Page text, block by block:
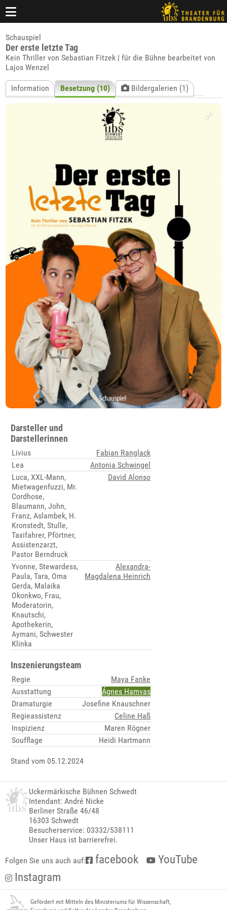
Schauspiel
Der erste letzte Tag
Kein Thriller von Sebastian Fitzek | für die Bühne bearbeitet von
Lajos Wenzel
Information Besetzung (10) Bildergalerien (1)
Darsteller und
Darstellerinnen
Livius
Fabian Ranglack
Lea
Antonia Schwingel
Luca, XXL-Mann,
Mietwagenfuzzi, Mr.
Cordhose,
Blaumann, John,
Franz, Aslambek, H.
Kronstedt, Stulle,
Taxifahrer, Pförtner,
Assistenzarzt,
Pastor Berndruck
David Alonso
Yvonne, Stewardess,
Paula, Tara, Oma
Gerda, Malaika
Okonkwo, Frau,
Moderatorin,
Knautschi,
Apothekerin,
Aymani, Schwester
Klinka
Alexandra-
Magdalena Heinrich
Inszenierungsteam
Regie
Maya Fanke
Ausstattung
Ágnes Hamvas
Dramaturgie
Josefine Knauschner
Regieassistenz
Celine Haß
Inspizienz
Maren Rögner
Soufflage
Heidi Hartmann
Stand vom 05.12.2024
Uckermärkische Bühnen Schwedt
Intendant: André Nicke
Berliner Straße 46/48
16303 Schwedt
Besucherservice: 03332/538111
Unser Haus ist barrierefrei.
Folgen Sie uns auch auf: facebook
YouTube
Instagram
Gefördert mit Mitteln des Ministeriums für Wissenschaft,